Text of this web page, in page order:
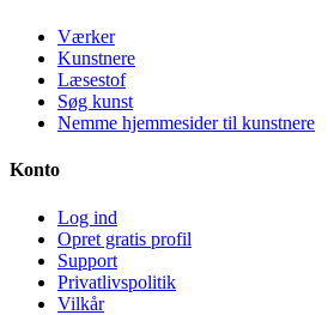
Værker
Kunstnere
Læsestof
Søg kunst
Nemme hjemmesider til kunstnere
Konto
Log ind
Opret gratis profil
Support
Privatlivspolitik
Vilkår